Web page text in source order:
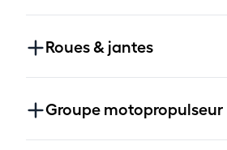
Roues & jantes
Groupe motopropulseur